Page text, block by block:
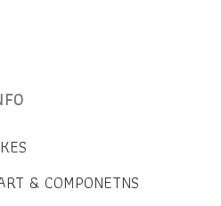
& COMPONETNS